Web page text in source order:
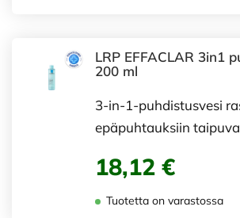
LRP EFFACLAR 3in1
200 ml
3-in-1-puhdistusvesi
epäpuhtauksiin
18,12 €
Tuotetta on varastossa